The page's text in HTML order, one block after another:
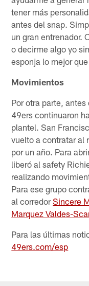
tener más
antes del snap.
un gran entrenador.
o decirme algo yo
esponja lo mejor
Movimientos
Por otra parte,
49ers continuaron
plantel. San
vuelto a contratar al
por un año. Para
liberó al safety
realizando
Para ese grupo
al corredorSincere
Marquez Valdes-
Para las últimas
49ers.com/esp